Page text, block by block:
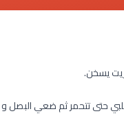
يسخن.
تتحمر ثم ضعي البصل و